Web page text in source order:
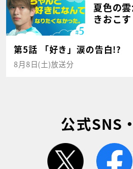
夏色の
きおこす
第5話 「好き」涙の告白!?
8月8日(土)放送分
公式SNS
twitter